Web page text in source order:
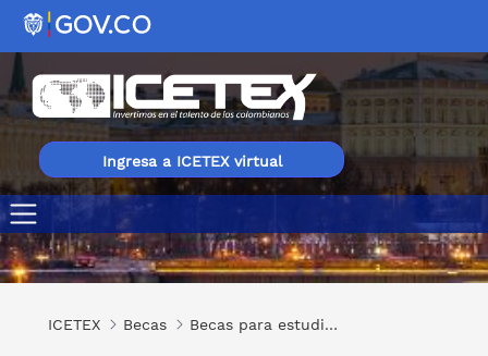
Ingresa a ICETEX virtual
Maestrías en Diferentes Áreas en Rusia
ICETEX Becas Becas para estudios en el exterior